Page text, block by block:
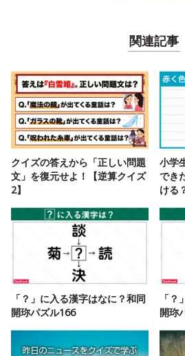
関連記事
クイズの答えから「正しい問題
文」を復元せよ！【逆算クイズ
2】
小学
でき
ける
「？」に入る漢字はなに？和同
開珎パズル166
「
開珎